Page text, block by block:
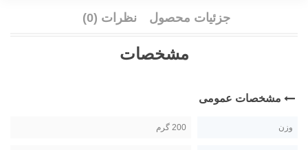
جزئیات محصول نظرات (0)
مشخصات
مشخصات عمومی
وزن 200 گرم